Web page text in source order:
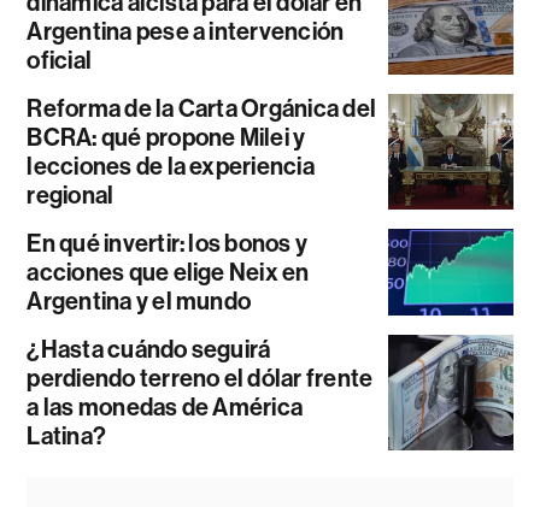
Argentina pese a intervención
oficial
Reforma de la Carta Orgánica del
BCRA: qué propone Milei y
lecciones de la experiencia
regional
En qué invertir: los bonos y
acciones que elige Neix en
Argentina y el mundo
¿Hasta cuándo seguirá
perdiendo terreno el dólar frente
a las monedas de América
Latina?